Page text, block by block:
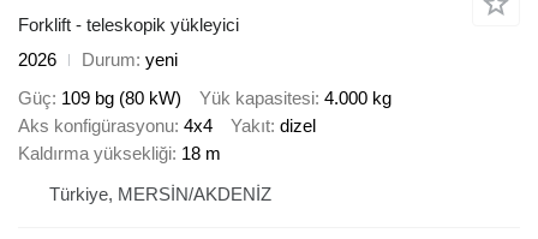
Forklift - teleskopik yükleyici
2026
Durum yeni
Güç 109 bg (80 kW) Yük kapasitesi 4.000 kg
Aks konfigürasyonu 4x4 Yakıt dizel
Kaldırma yüksekliği 18 m
Türkiye, MERSİN/AKDENİZ